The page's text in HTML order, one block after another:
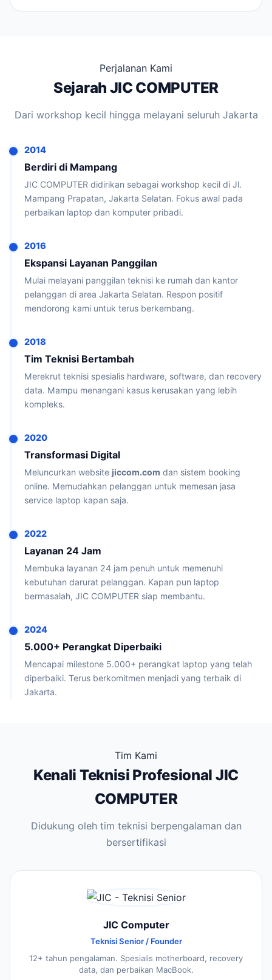
Perjalanan Kami
Sejarah JIC COMPUTER
Dari workshop kecil hingga melayani seluruh Jakarta
2014
Berdiri di Mampang
JIC COMPUTER didirikan sebagai workshop kecil di Jl.
Mampang Prapatan, Jakarta Selatan. Fokus awal pada
perbaikan laptop dan komputer pribadi.
2016
Ekspansi Layanan Panggilan
Mulai melayani panggilan teknisi ke rumah dan kantor
pelanggan di area Jakarta Selatan. Respon positif
mendorong kami untuk terus berkembang.
2018
Tim Teknisi Bertambah
Merekrut teknisi spesialis hardware, software, dan recovery
data. Mampu menangani kasus kerusakan yang lebih
kompleks.
2020
Transformasi Digital
Meluncurkan website jiccom.com dan sistem booking
online. Memudahkan pelanggan untuk memesan jasa
service laptop kapan saja.
2022
Layanan 24 Jam
Membuka layanan 24 jam penuh untuk memenuhi
kebutuhan darurat pelanggan. Kapan pun laptop
bermasalah, JIC COMPUTER siap membantu.
2024
5.000+ Perangkat Diperbaiki
Mencapai milestone 5.000+ perangkat laptop yang telah
diperbaiki. Terus berkomitmen menjadi yang terbaik di
Jakarta.
Tim Kami
Kenali Teknisi Profesional JIC
COMPUTER
Didukung oleh tim teknisi berpengalaman dan
bersertifikasi
JIC Computer
Teknisi Senior / Founder
12+ tahun pengalaman. Spesialis motherboard, recovery
data, dan perbaikan MacBook.